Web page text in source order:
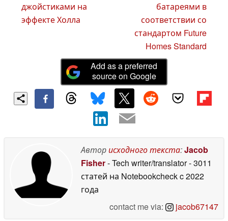
джойстиками на
эффекте Холла
батареями в
соответствии со
стандартом Future
Homes Standard
Add as a preferred
source on Google
Авторисходного текста:Jacob
Fisher- Tech writer/translator- 3011
статей на Notebookcheckc 2022
года
contact me via:
jacob67147